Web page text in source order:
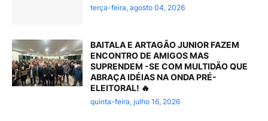
terça-feira, agosto 04, 2026
BAITALA E ARTAGÃO JUNIOR FAZEM
ENCONTRO DE AMIGOS MAS
SUPRENDEM -SE COM MULTIDÃO QUE
ABRAÇA IDÉIAS NA ONDA PRÉ-
ELEITORAL! 🔥
quinta-feira, julho 16, 2026